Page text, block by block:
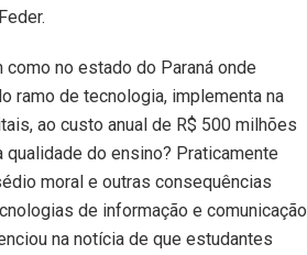
no estado do Paraná onde
ramo de tecnologia, implementa na
ao custo anual de R$ 500 milhões
do ensino? Praticamente
moral e outras consequências
de informação e comunicação
na notícia de que estudantes